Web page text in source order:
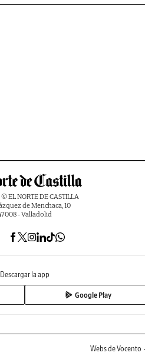
EL NORTE DE CASTILLA
de Menchaca, 10
- Valladolid
Descargar la app
Google Play
Webs de Vocento